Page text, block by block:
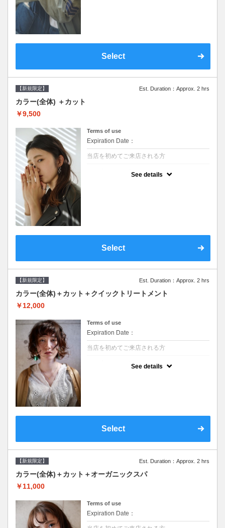
Select
【新規限定】 Est. Duration：Approx. 2 hrs
カラー(全体) ＋カット
￥9,500
Terms of use
Expiration Date：
当店を初めてご来店される方
See details
Select
【新規限定】 Est. Duration：Approx. 2 hrs
カラー(全体)＋カット＋クイックトリートメント
￥12,000
Terms of use
Expiration Date：
当店を初めてご来店される方
See details
Select
【新規限定】 Est. Duration：Approx. 2 hrs
カラー(全体)＋カット＋オーガニックスパ
￥11,000
Terms of use
Expiration Date：